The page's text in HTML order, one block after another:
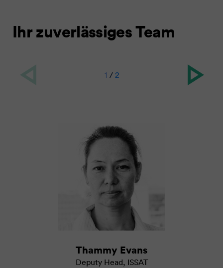
Ihr zuverlässiges Team
Thammy Evans
Deputy Head, ISSAT
1 / 2